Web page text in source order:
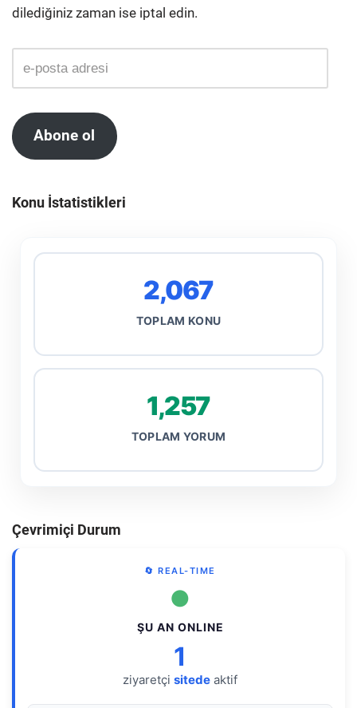
dilediğiniz zaman ise iptal edin.
Abone ol
Konu İstatistikleri
2,067
TOPLAM KONU
1,257
TOPLAM YORUM
Çevrimiçi Durum
🔄 REAL-TIME
●
ŞU AN ONLINE
1
ziyaretçi sitede aktif